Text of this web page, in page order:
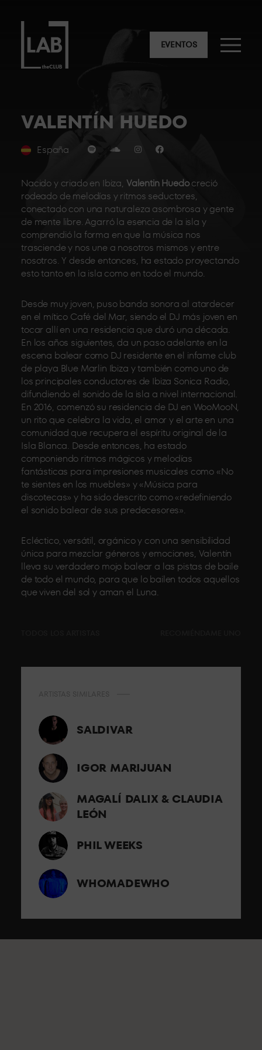
EVENTOS
VALENTÍN HUEDO
España
Nacido y criado en Ibiza, Valentin Huedocreció
rodeado de melodías y ritmos seductores,
conectado con una naturaleza asombrosa y gente
de mente libre. Agarró la esencia de la isla y
comprendió la forma en que la música nos
trasciende y nos une a nosotros mismos y entre
nosotros. Y desde entonces, ha estado proyectando
esto tanto en la isla como en todo el mundo.
Desde muy joven, puso banda sonora al atardecer
en el mítico Café del Mar, siendo el DJ más joven en
tocar allí en una residencia que duró una década.
En los años siguientes, da un paso adelante en la
escena balear como DJ residente en el infame club
de playa Blue Marlin Ibiza y también como uno de
los principales conductores de Ibiza Sonica Radio,
difundiendo el sonido de la isla a nivel internacional.
En 2016, comenzó su residencia de DJ en WooMooN,
un rito que celebra la vida, el amor y el arte en una
comunidad que recupera el espíritu original de la
Isla Blanca. Desde entonces, ha estado
componiendo ritmos mágicos y melodías
fantásticas para impresiones musicales como «No
te sientes en los muebles» y «Música para
discotecas» y ha sido descrito como «redefiniendo
el sonido balear de sus predecesores».
Ecléctico, versátil, orgánico y con una sensibilidad
única para mezclar géneros y emociones, Valentín
lleva su verdadero mojo balear a las pistas de baile
de todo el mundo, para que lo bailen todos aquellos
que viven del sol y aman el Luna.
SALDIVAR
IGOR MARIJUAN
MAGALÍ DALIX & CLAUDIA
LEÓN
PHIL WEEKS
WHOMADEWHO